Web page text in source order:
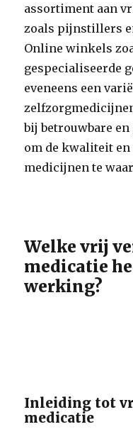
assortiment aan
zoals pijnstillers
Online winkels
gespecialiseerde
eveneens een
bij betrouwbare
om de kwaliteit
medicijnen te
Welke vrij
medicatie
werking?
Inleiding tot
medicatie